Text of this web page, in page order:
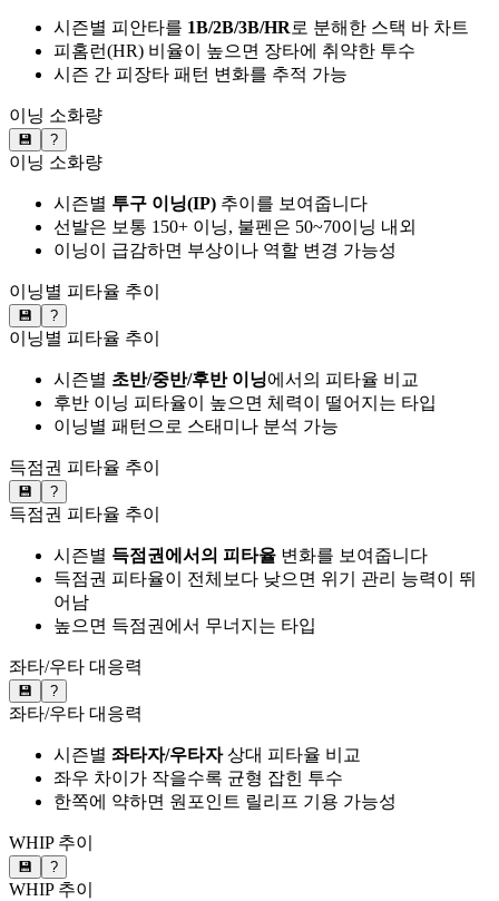
시즌별 피안타를 1B/2B/3B/HR로 분해한 스택 바 차트
피홈런(HR) 비율이 높으면 장타에 취약한 투수
시즌 간 피장타 패턴 변화를 추적 가능
이닝 소화량
💾 ?
이닝 소화량
시즌별 투구 이닝(IP) 추이를 보여줍니다
선발은 보통 150+ 이닝, 불펜은 50~70이닝 내외
이닝이 급감하면 부상이나 역할 변경 가능성
이닝별 피타율 추이
💾 ?
이닝별 피타율 추이
시즌별 초반/중반/후반 이닝에서의 피타율 비교
후반 이닝 피타율이 높으면 체력이 떨어지는 타입
이닝별 패턴으로 스태미나 분석 가능
득점권 피타율 추이
💾 ?
득점권 피타율 추이
시즌별 득점권에서의 피타율 변화를 보여줍니다
득점권 피타율이 전체보다 낮으면 위기 관리 능력이 뛰
어남
높으면 득점권에서 무너지는 타입
좌타/우타 대응력
💾 ?
좌타/우타 대응력
시즌별 좌타자/우타자상대 피타율 비교
좌우 차이가 작을수록 균형 잡힌 투수
한쪽에 약하면 원포인트 릴리프 기용 가능성
WHIP 추이
💾 ?
WHIP 추이